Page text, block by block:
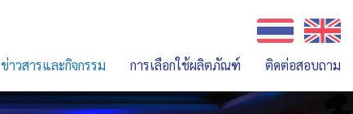
ข่าวสารและกิจกรรม การเลือกใช้ผลิตภัณฑ์ ติดต่อสอบถาม